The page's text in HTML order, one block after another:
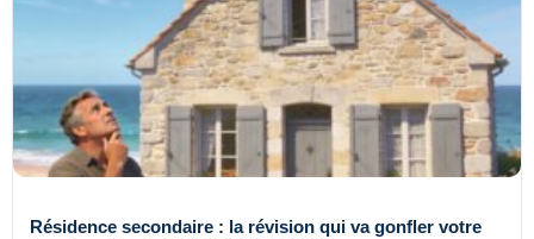
Résidence secondaire : la révision qui va gonfler votre